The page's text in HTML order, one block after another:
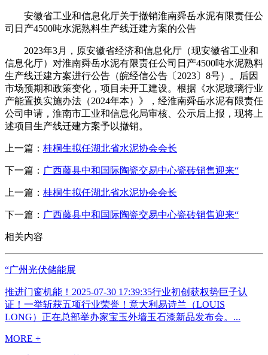
安徽省工业和信息化厅关于撤销淮南舜岳水泥有限责任公
司日产4500吨水泥熟料生产线迁建方案的公告
2023年3月，原安徽省经济和信息化厅（现安徽省工业和
信息化厅）对淮南舜岳水泥有限责任公司日产4500吨水泥熟料
生产线迁建方案进行公告（皖经信公告〔2023〕8号）。后因
市场预期和政策变化，项目未开工建设。根据《水泥玻璃行业
产能置换实施办法（2024年本）》，经淮南舜岳水泥有限责任
公司申请，淮南市工业和信息化局审核、公示后上报，现将上
述项目生产线迁建方案予以撤销。
上一篇： 桂桐生拟任湖北省水泥协会会长
下一篇： 广西藤县中和国际陶瓷交易中心瓷砖销售迎来“
上一篇： 桂桐生拟任湖北省水泥协会会长
下一篇： 广西藤县中和国际陶瓷交易中心瓷砖销售迎来“
相关内容
“广州光伏储能展
推进门窗机能！2025-07-30 17:39:35行业初创获权势巨子认
证！一举斩获五项行业荣誉！意大利易诗兰（LOUIS
LONG）正在总部举办家宝玉外墙玉石漆新品发布会。...
MORE +